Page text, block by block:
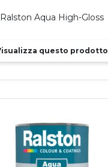
Ralston Aqua High-Gloss
questo prodotto